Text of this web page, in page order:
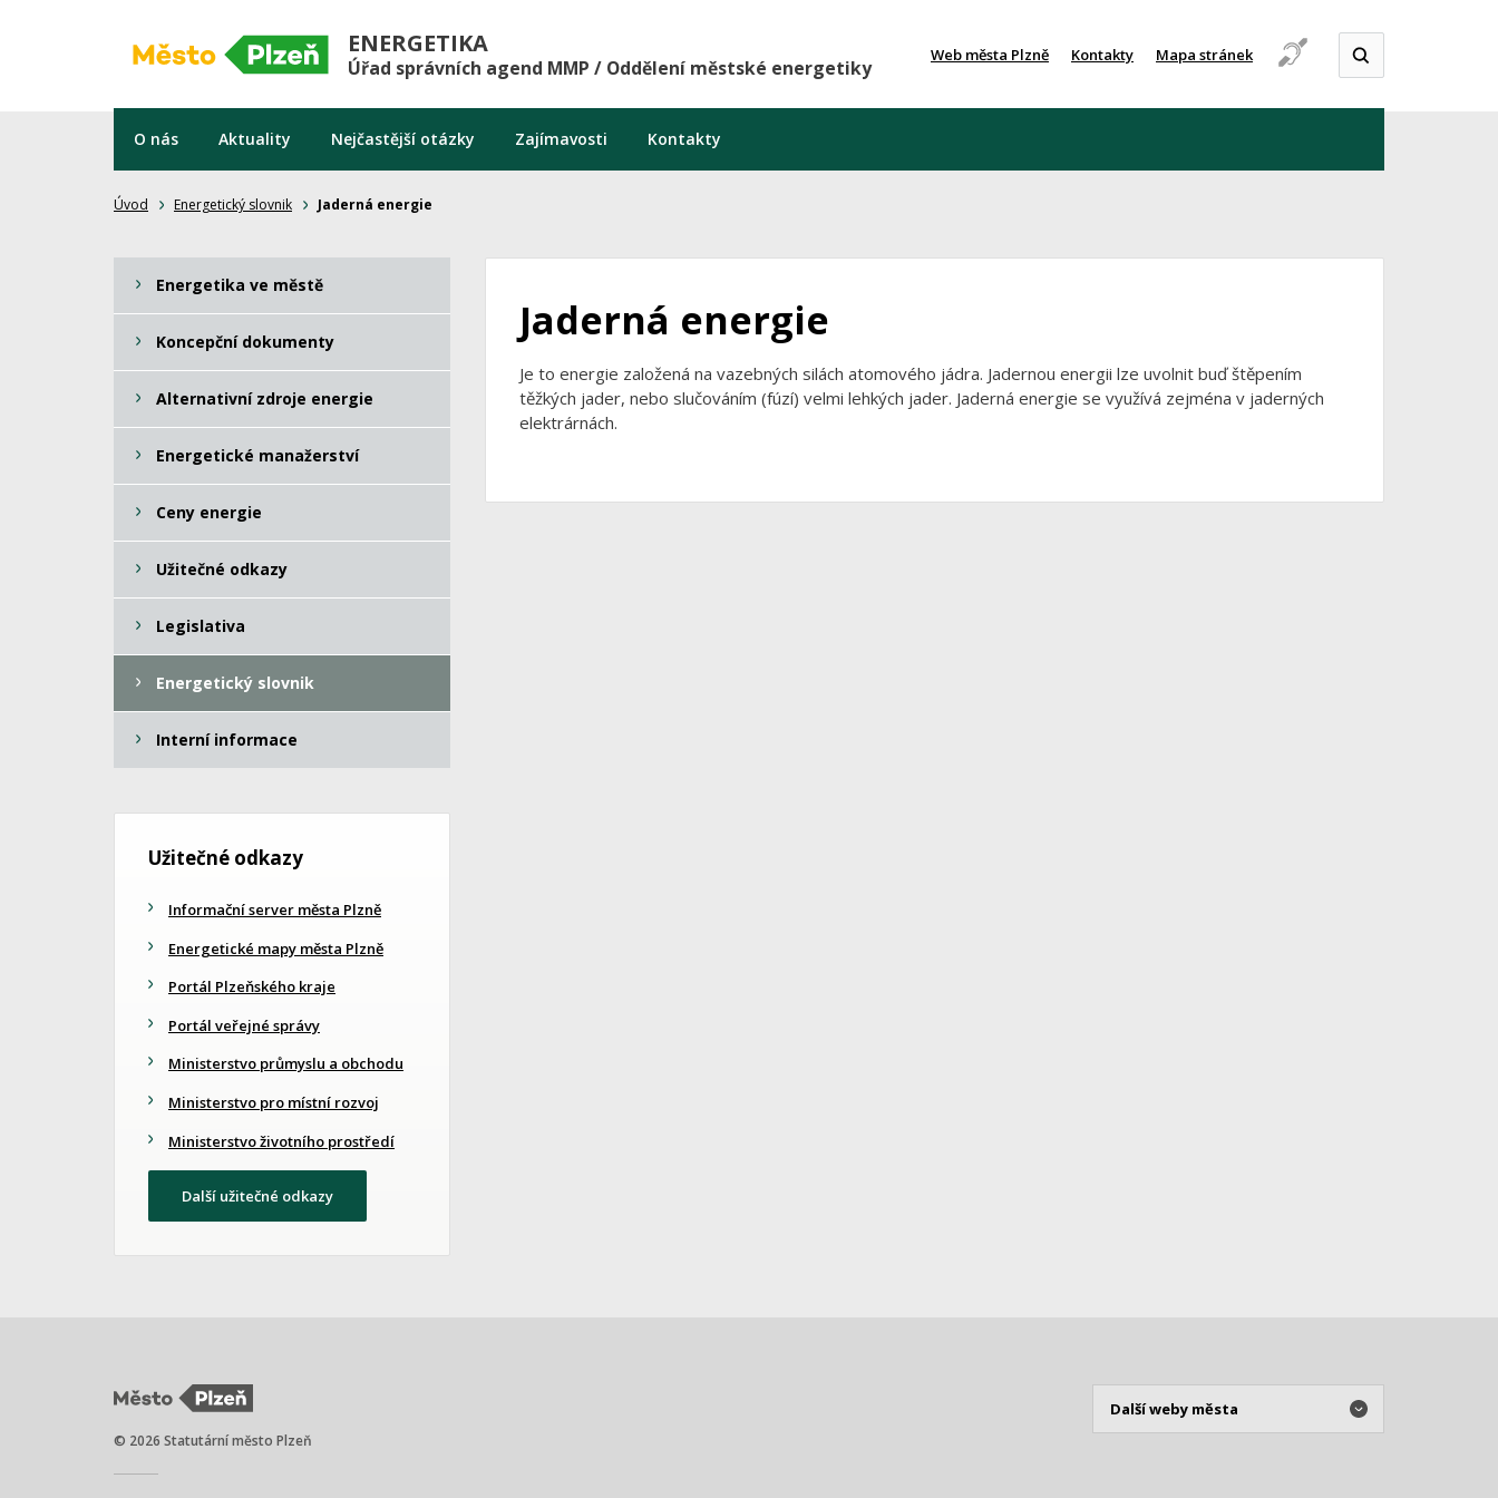
ENERGETIKA
Úřad správních agend MMP / Oddělení městské energetiky
Web města Plzně Kontakty Mapa stránek
O nás Aktuality Nejčastější otázky Zajímavosti Kontakty
Úvod Energetický slovnik Jaderná energie
Jaderná energie
Je to energie založená na vazebných silách atomového jádra. Jadernou energii lze uvolnit buď štěpením
těžkých jader, nebo slučováním (fúzí) velmi lehkých jader. Jaderná energie se využívá zejména v jaderných
elektrárnách.
Energetika ve městě
Koncepční dokumenty
Alternativní zdroje energie
Energetické manažerství
Ceny energie
Užitečné odkazy
Legislativa
Energetický slovnik
Interní informace
Užitečné odkazy
Informační server města Plzně
Energetické mapy města Plzně
Portál Plzeňského kraje
Portál veřejné správy
Ministerstvo průmyslu a obchodu
Ministerstvo pro místní rozvoj
Ministerstvo životního prostředí
Další užitečné odkazy
© 2026 Statutární město Plzeň